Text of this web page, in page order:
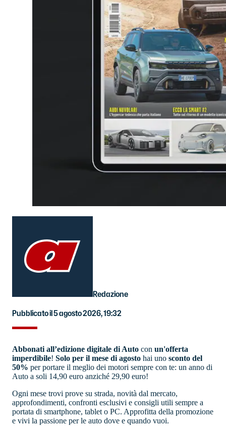
Redazione
Pubblicato il 5 agosto 2026, 19:32
Abbonati all’edizione digitale di Auto con un'offerta
imperdibile! Solo per il mese di agosto hai uno sconto del
50% per portare il meglio dei motori sempre con te: un anno di
Auto a soli 14,90 euro anziché 29,90 euro!
Ogni mese trovi prove su strada, novità dal mercato,
approfondimenti, confronti esclusivi e consigli utili sempre a
portata di smartphone, tablet o PC. Approfitta della promozione
e vivi la passione per le auto dove e quando vuoi.